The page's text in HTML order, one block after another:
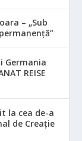
– „Sub
Germania
REISE
la cea de-a
de Creație